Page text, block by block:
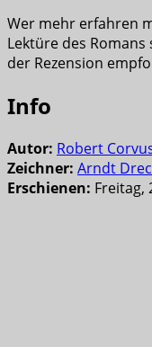
Wer mehr erfahren
Lektüre des
der Rezension
Info
Autor: Robert
Zeichner: Arndt
Erschienen: Freitag,